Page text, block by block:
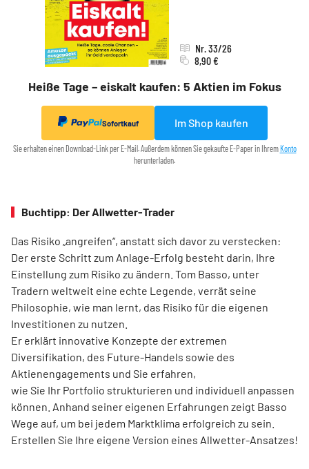
Heiße Tage – eiskalt kaufen: 5 Aktien im Fokus
Nr. 33/26
8,90 €
Sofortkauf Im Shop kaufen
Sie erhalten einen Download-Link per E-Mail. Außerdem können Sie gekaufte E-Paper in Ihrem Konto
herunterladen.
Buchtipp: Der Allwetter-Trader
Das Risiko „angreifen“, anstatt sich davor zu verstecken:
Der erste Schritt zum Anlage-Erfolg besteht darin, Ihre
Einstellung zum Risiko zu ändern. Tom Basso, unter
Tradern weltweit eine echte Legende, verrät seine
Philosophie, wie man lernt, das Risiko für die eigenen
Investitionen zu nutzen.
Er erklärt innovative Konzepte der extremen
Diversifikation, des Future-Handels sowie des
Aktienengagements und Sie erfahren,
wie Sie Ihr Portfolio strukturieren und individuell anpassen
können. Anhand seiner eigenen Erfahrungen zeigt Basso
Wege auf, um bei jedem Marktklima erfolgreich zu sein.
Erstellen Sie Ihre eigene Version eines Allwetter-Ansatzes!